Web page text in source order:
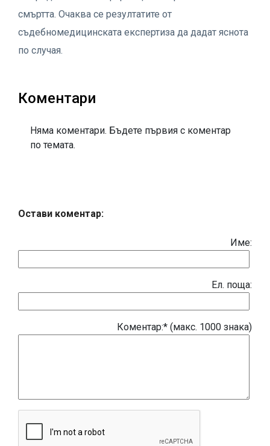
смъртта. Очаква се резултатите от
съдебномедицинската експертиза да дадат яснота
по случая.
Коментари
Няма коментари. Бъдете първия с коментар
по темата.
Остави коментар:
Име:
Eл. поща:
Коментар:* (макс. 1000 знака)